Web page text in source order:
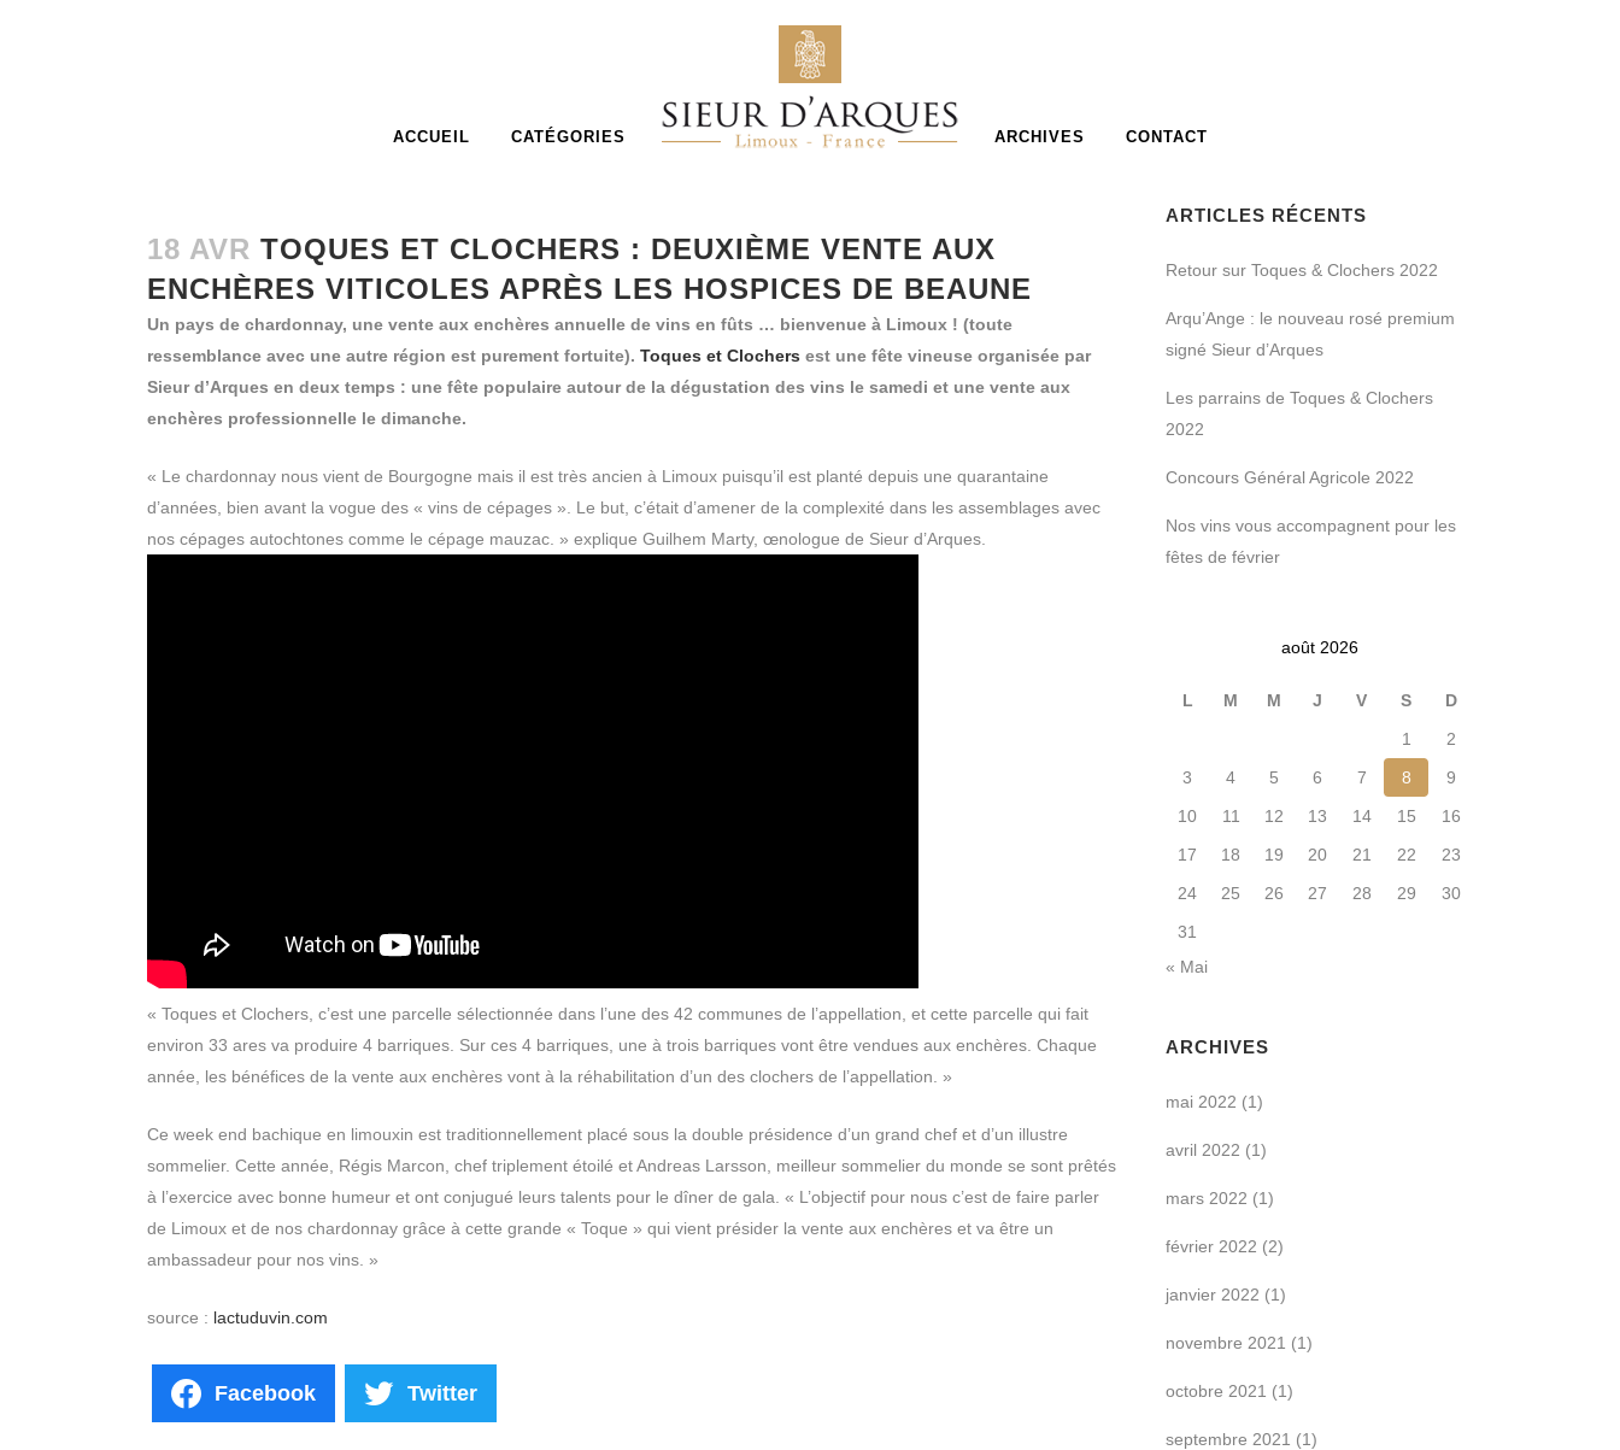
ACCUEIL CATÉGORIES ARCHIVES CONTACT
18 AVR TOQUES ET CLOCHERS : DEUXIÈME VENTE AUX
ENCHÈRES VITICOLES APRÈS LES HOSPICES DE BEAUNE
Un pays de chardonnay, une vente aux enchères annuelle de vins en fûts … bienvenue à Limoux ! (toute
ressemblance avec une autre région est purement fortuite). Toques et Clochers est une fête vineuse organisée par
Sieur d’Arques en deux temps : une fête populaire autour de la dégustation des vins le samedi et une vente aux
enchères professionnelle le dimanche.
« Le chardonnay nous vient de Bourgogne mais il est très ancien à Limoux puisqu’il est planté depuis une quarantaine
d’années, bien avant la vogue des « vins de cépages ». Le but, c’était d’amener de la complexité dans les assemblages avec
nos cépages autochtones comme le cépage mauzac. » explique Guilhem Marty, œnologue de Sieur d’Arques.
« Toques et Clochers, c’est une parcelle sélectionnée dans l’une des 42 communes de l’appellation, et cette parcelle qui fait
environ 33 ares va produire 4 barriques. Sur ces 4 barriques, une à trois barriques vont être vendues aux enchères. Chaque
année, les bénéfices de la vente aux enchères vont à la réhabilitation d’un des clochers de l’appellation. »
Ce week end bachique en limouxin est traditionnellement placé sous la double présidence d’un grand chef et d’un illustre
sommelier. Cette année, Régis Marcon, chef triplement étoilé et Andreas Larsson, meilleur sommelier du monde se sont prêtés
à l’exercice avec bonne humeur et ont conjugué leurs talents pour le dîner de gala. « L’objectif pour nous c’est de faire parler
de Limoux et de nos chardonnay grâce à cette grande « Toque » qui vient présider la vente aux enchères et va être un
ambassadeur pour nos vins. »
source : lactuduvin.com
Facebook Twitter
ARTICLES RÉCENTS
Retour sur Toques & Clochers 2022
Arqu’Ange : le nouveau rosé premium
signé Sieur d’Arques
Les parrains de Toques & Clochers
2022
Concours Général Agricole 2022
Nos vins vous accompagnent pour les
fêtes de février
août 2026
L M M J V S
D
1
2
3
4 5 6 7 8
9
10
11 12 13 14 15
16
17
18 19 20 21 22
23
24
25 26 27 28 29
30
31
« Mai
ARCHIVES
mai 2022 (1)
avril 2022 (1)
mars 2022 (1)
février 2022 (2)
janvier 2022 (1)
novembre 2021 (1)
octobre 2021 (1)
septembre 2021 (1)